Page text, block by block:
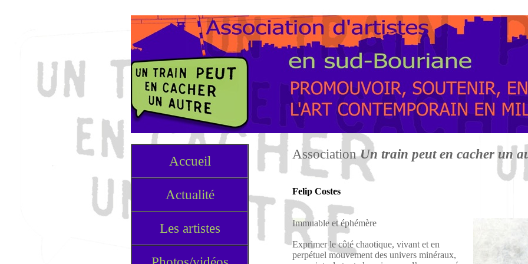
Accueil
Actualité
Les artistes
AssociationUn train peut en cacher un
Felip Costes
Immuable et éphémère
Exprimer le côté chaotique, vivant et en
perpétuel mouvement des univers minéraux,